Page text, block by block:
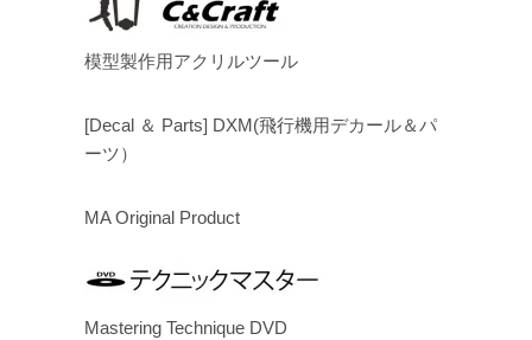
模型製作用アクリルツール
[Decal ＆ Parts] DXM(飛行機用デカール＆パ
ーツ）
MA Original Product
Mastering Technique DVD